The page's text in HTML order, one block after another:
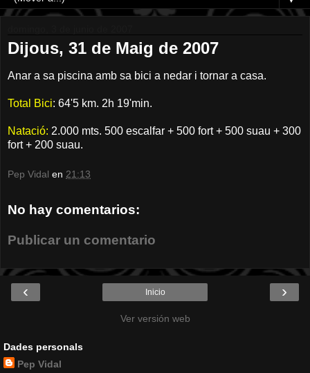
Dijous, 31 de Maig de 2007
Anar a sa piscina amb sa bici a nedar i tornar a casa.
Total Bici: 64'5 km. 2h 19'min.
Natació: 2.000 mts. 500 escalfar + 500 fort + 500 suau + 300
fort + 200 suau.
Pep Vidal en 21:13
No hay comentarios:
Publicar un comentario
‹ ›
Inicio
Ver versión web
Dades personals
Pep Vidal